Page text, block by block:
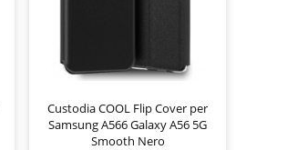
Custodia COOL Flip Cover per
Samsung A566 Galaxy A56 5G
Smooth Nero